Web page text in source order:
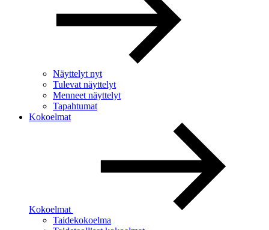
Näyttelyt nyt
Tulevat näyttelyt
Menneet näyttelyt
Tapahtumat
Kokoelmat
Kokoelmat
Taidekokoelma